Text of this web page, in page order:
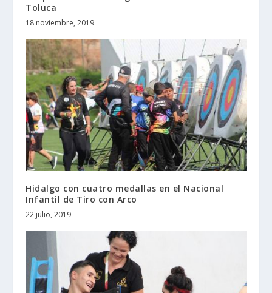
Toluca
18 noviembre, 2019
Hidalgo con cuatro medallas en el Nacional
Infantil de Tiro con Arco
22 julio, 2019